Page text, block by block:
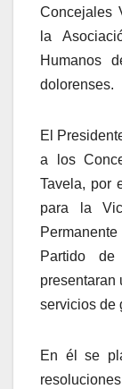
Concejales
la
Humanos
dolorenses.
El
a los
Tavela, por
para la
Partido
presentaran
servicios de
En él se